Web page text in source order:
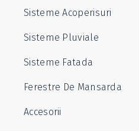
Sisteme Acoperisuri
Sisteme Pluviale
Sisteme Fatada
Ferestre De Mansarda
Accesorii